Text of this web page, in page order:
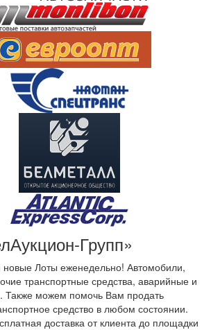
Групп»
Лоты еженедельно! Автомобили,
транспортные средства, аварийные и
Также можем помочь Вам продать
средство в любом состоянии.
доставка от клиента до площадки